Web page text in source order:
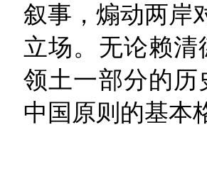
叙事，煽动两岸
立场。无论赖
领土一部分的
中国原则的基本